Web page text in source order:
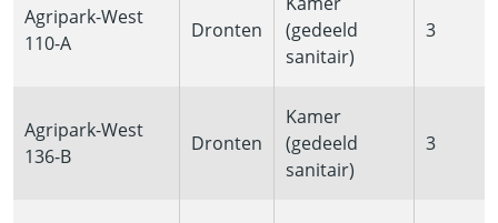
Agripark-West
110-A
Dronten
(gedeeld
sanitair)
3
Agripark-West
136-B
Dronten
Kamer
(gedeeld
sanitair)
3